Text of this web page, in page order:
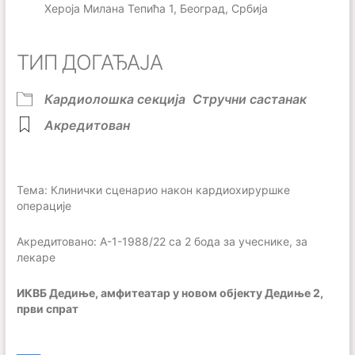
Хероја Милана Тепића 1, Београд, Србија
ТИП ДОГАЂАЈА
Кардиолошка секција Стручни састанак
Акредитован
Тема: Клинички сценарио након кардиохируршке
операције
Акредитовано: А-1-1988/22 са 2 бода за учеснике, за
лекаре
ИКВБ Дедиње, амфитеатар у новом објекту Дедиње 2,
први спрат